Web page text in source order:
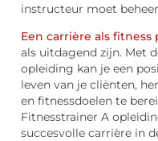
instructeur moet
Een carrière als fitness
als uitdagend zijn. Met
opleiding kan je een
leven van je cliënten,
en fitnessdoelen te
Fitnesstrainer A
succesvolle carrière in